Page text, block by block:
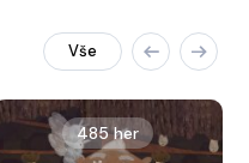
Vše
485 her